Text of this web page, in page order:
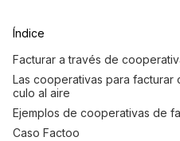
Índice
Facturar a través de
Las cooperativas para
culo al aire
Ejemplos de cooperativas de
Caso Factoo